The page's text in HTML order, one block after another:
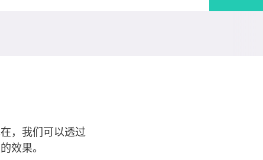
，我们可以透过
效果。